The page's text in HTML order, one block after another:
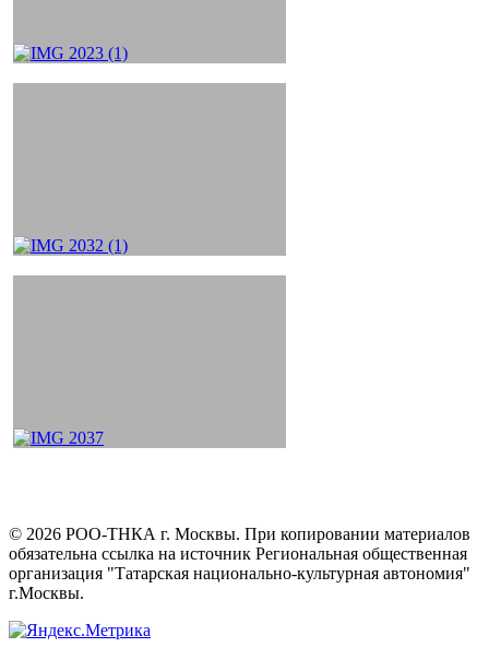
© 2026 РОО-ТНКА г. Москвы. При копировании материалов
обязательна ссылка на источник Региональная общественная
организация "Татарская национально-культурная автономия"
г.Москвы.